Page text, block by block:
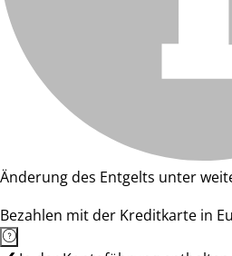
Änderung des Entgelts unter
Bezahlen mit der Kreditkarte in